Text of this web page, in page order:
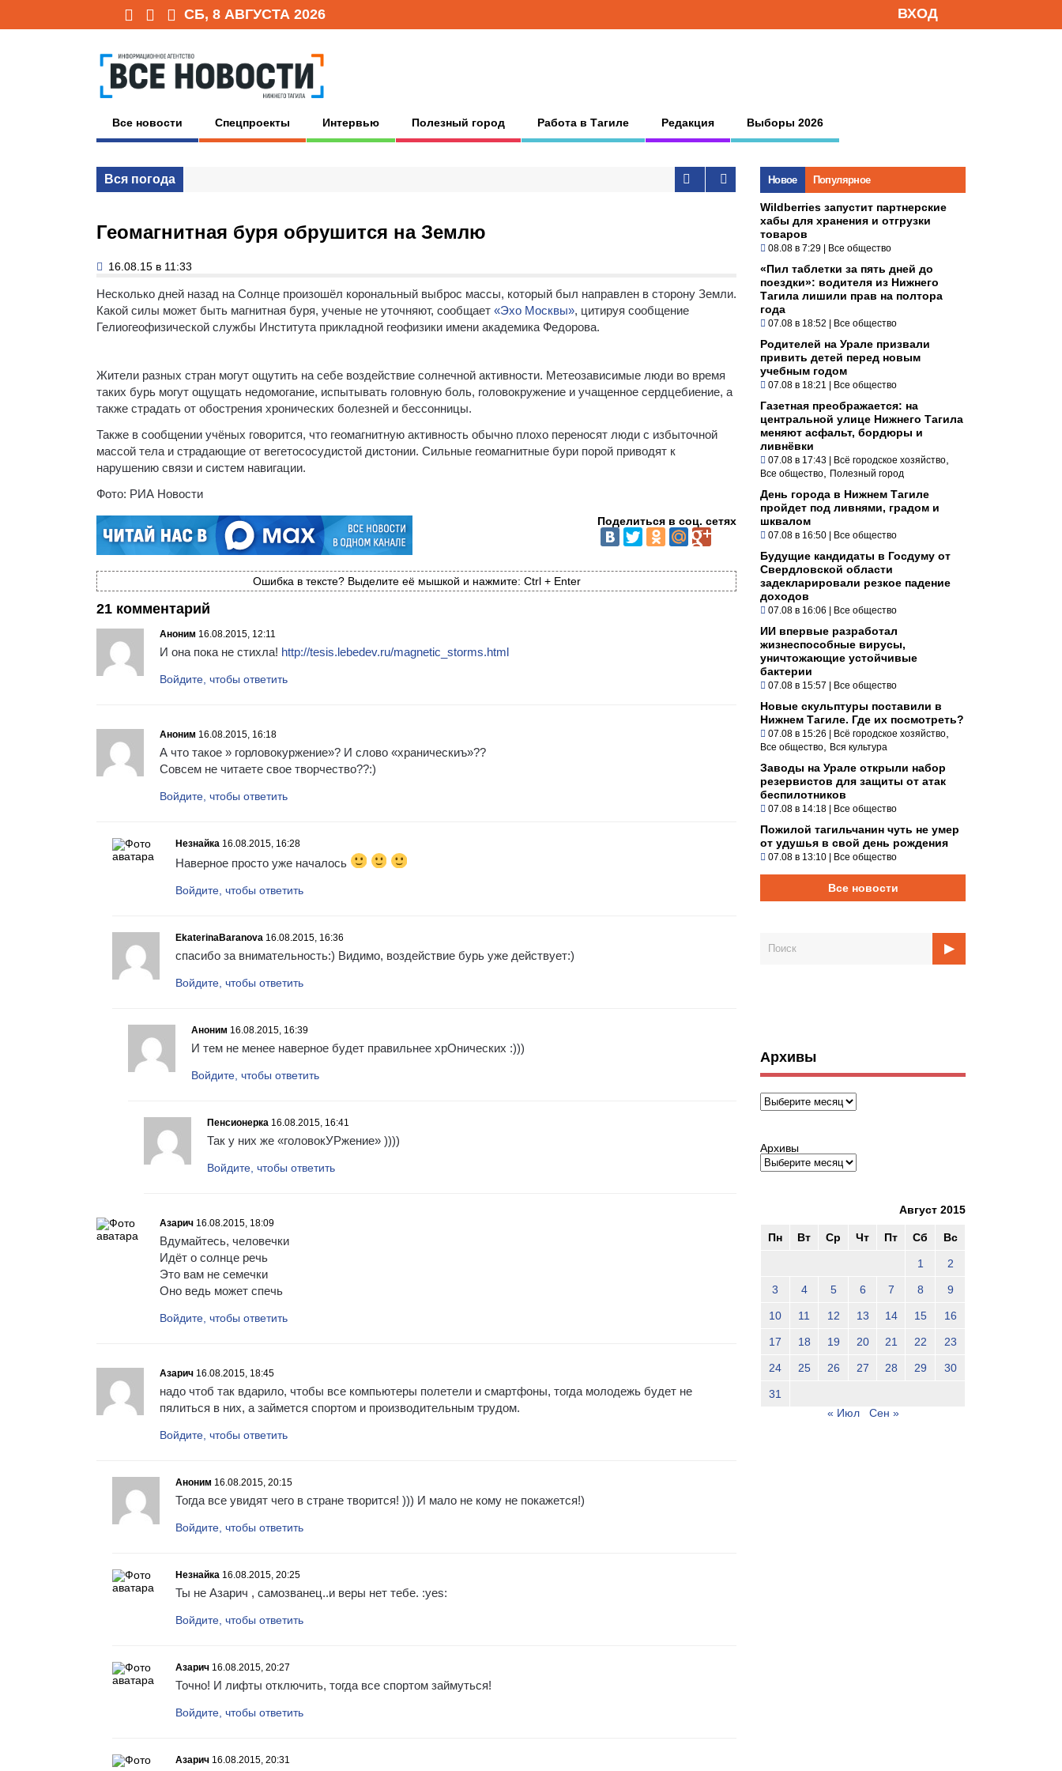
СБ, 8 АВГУСТА 2026 ВХОД
Все новости Спецпроекты Интервью Полезный город Работа в Тагиле Редакция Выборы 2026
Вся погода
Геомагнитная буря обрушится на Землю
16.08.15 в 11:33
Несколько дней назад на Солнце произошёл корональный выброс массы, который был направлен в сторону Земли.
Какой силы может быть магнитная буря, ученые не уточняют, сообщает «Эхо Москвы», цитируя сообщение
Гелиогеофизической службы Института прикладной геофизики имени академика Федорова.
Жители разных стран могут ощутить на себе воздействие солнечной активности. Метеозависимые люди во время
таких бурь могут ощущать недомогание, испытывать головную боль, головокружение и учащенное сердцебиение, а
также страдать от обострения хронических болезней и бессонницы.
Также в сообщении учёных говорится, что геомагнитную активность обычно плохо переносят люди с избыточной
массой тела и страдающие от вегетососудистой дистонии. Сильные геомагнитные бури порой приводят к
нарушению связи и систем навигации.
Фото: РИА Новости
Поделиться в соц. сетях
Ошибка в тексте? Выделите её мышкой и нажмите: Ctrl + Enter
21 комментарий
Аноним 16.08.2015, 12:11
И она пока не стихла! http://tesis.lebedev.ru/magnetic_storms.html
Войдите, чтобы ответить
Аноним 16.08.2015, 16:18
А что такое » горловокуржение»? И слово «храническиъ»??
Совсем не читаете свое творчество??:)
Войдите, чтобы ответить
Незнайка 16.08.2015, 16:28
Наверное просто уже началось
Войдите, чтобы ответить
EkaterinaBaranova 16.08.2015, 16:36
спасибо за внимательность:) Видимо, воздействие бурь уже действует:)
Войдите, чтобы ответить
Аноним 16.08.2015, 16:39
И тем не менее наверное будет правильнее хрОнических :)))
Войдите, чтобы ответить
Пенсионерка 16.08.2015, 16:41
Так у них же «головокУРжение» ))))
Войдите, чтобы ответить
Азарич 16.08.2015, 18:09
Вдумайтесь, человечки
Идёт о солнце речь
Это вам не семечки
Оно ведь может спечь
Войдите, чтобы ответить
Азарич 16.08.2015, 18:45
надо чтоб так вдарило, чтобы все компьютеры полетели и смартфоны, тогда молодежь будет не
пялиться в них, а займется спортом и производительным трудом.
Войдите, чтобы ответить
Аноним 16.08.2015, 20:15
Тогда все увидят чего в стране творится! ))) И мало не кому не покажется!)
Войдите, чтобы ответить
Незнайка 16.08.2015, 20:25
Ты не Азарич , самозванец..и веры нет тебе. :yes:
Войдите, чтобы ответить
Азарич 16.08.2015, 20:27
Точно! И лифты отключить, тогда все спортом займуться!
Войдите, чтобы ответить
Азарич 16.08.2015, 20:31
Новое Популярное
Wildberries запустит партнерские
хабы для хранения и отгрузки
товаров
08.08 в 7:29 | Все общество
«Пил таблетки за пять дней до
поездки»: водителя из Нижнего
Тагила лишили прав на полтора
года
07.08 в 18:52 | Все общество
Родителей на Урале призвали
привить детей перед новым
учебным годом
07.08 в 18:21 | Все общество
Газетная преображается: на
центральной улице Нижнего Тагила
меняют асфальт, бордюры и
ливнёвки
07.08 в 17:43 | Всё городское хозяйство
Все общество Полезный город
День города в Нижнем Тагиле
пройдет под ливнями, градом и
шквалом
07.08 в 16:50 | Все общество
Будущие кандидаты в Госдуму от
Свердловской области
задекларировали резкое падение
доходов
07.08 в 16:06 | Все общество
ИИ впервые разработал
жизнеспособные вирусы,
уничтожающие устойчивые
бактерии
07.08 в 15:57 | Все общество
Новые скульптуры поставили в
Нижнем Тагиле. Где их посмотреть?
07.08 в 15:26 | Всё городское хозяйство
Все общество Вся культура
Заводы на Урале открыли набор
резервистов для защиты от атак
беспилотников
07.08 в 14:18 | Все общество
Пожилой тагильчанин чуть не умер
от удушья в свой день рождения
07.08 в 13:10 | Все общество
Все новости
Архивы
Архивы
Архивы
Август 2015
Пн Вт Ср Чт Пт Сб Вс
1 2
3 4 5 6 7 8 9
10 11 12 13 14 15 16
17 18 19 20 21 22 23
24 25 26 27 28 29 30
31
« Июл
Сен »